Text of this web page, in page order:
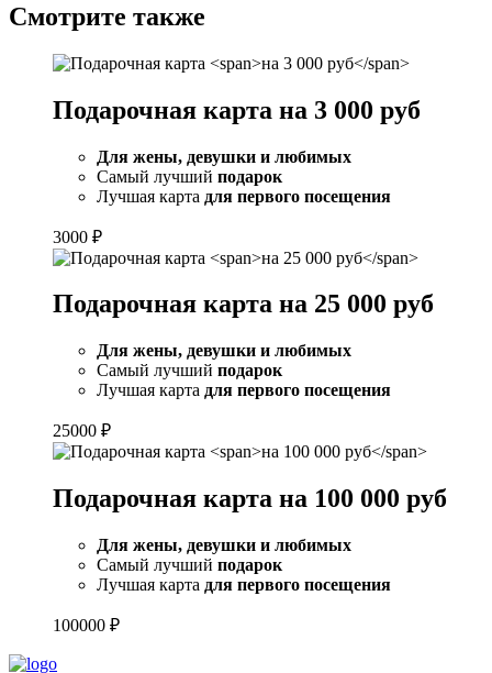
250
Смотрите также
Подарочная карта на 3 000 руб
Для жены, девушки и любимых
Самый лучший подарок
Лучшая карта для первого посещения
3000 ₽
Подарочная карта на 25 000 руб
Для жены, девушки и любимых
Самый лучший подарок
Лучшая карта для первого посещения
25000 ₽
Подарочная карта на 100 000 руб
Для жены, девушки и любимых
Самый лучший подарок
Лучшая карта для первого посещения
100000 ₽